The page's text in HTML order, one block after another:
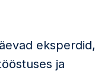
eksperdid,
ja